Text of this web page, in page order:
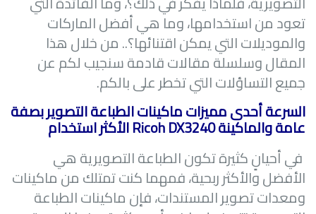
تعود من استخدامها، وما هي أفضل الماركات
والموديلات التي يمكن اقتنائها؟.. من خلال هذا
المقال وسلسلة مقالات قادمة سنجيب لكم عن
جميع التساؤلات التي تخطر على بالكم.
السرعة أحدى مميزات ماكينات الطباعة التصوير بصفة
عامة والماكينةRicoh DX3240الأكثر استخدام
في أحيانٍ كثيرة تكون الطباعة التصويرية هي
الأفضل والأكثر ربحية، فمهما كنت تمتلك من ماكينات
ومعدات تصوير المستندات، فإن ماكينات الطباعة